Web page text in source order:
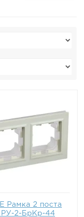
Рамка 2 поста
РУ-2-БрКр-44